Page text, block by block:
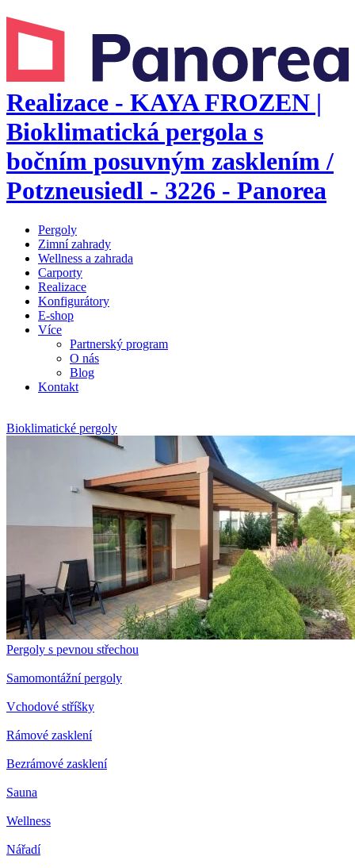
Realizace - KAYA FROZEN |
Bioklimatická pergola s
bočním posuvným zasklením /
Potzneusiedl - 3226 - Panorea
Pergoly
Zimní zahrady
Wellness a zahrada
Carporty
Realizace
Konfigurátory
E-shop
Více
Partnerský program
O nás
Blog
Kontakt
Bioklimatické pergoly
Pergoly s pevnou střechou
Samomontážní pergoly
Vchodové stříšky
Rámové zasklení
Bezrámové zasklení
Sauna
Wellness
Nářadí